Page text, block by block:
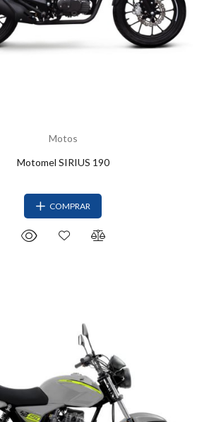
Motos
Motomel SIRIUS 190
COMPRAR